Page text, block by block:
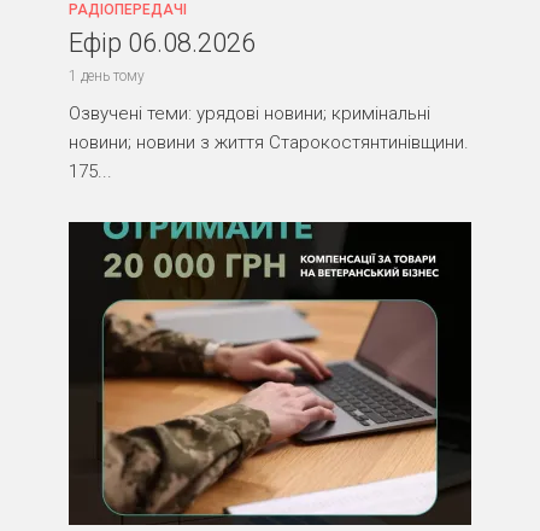
РАДІОПЕРЕДАЧІ
Ефір 06.08.2026
1 день тому
Озвучені теми: урядові новини; кримінальні
новини; новини з життя Старокостянтинівщини.
175...